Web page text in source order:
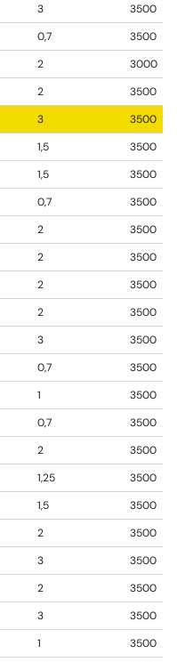
3
3500
0,7
3500
2
3000
2
3500
3
3500
1,5
3500
1,5
3500
0,7
3500
2
3500
2
3500
2
3500
2
3500
3
3500
0,7
3500
1
3500
0,7
3500
2
3500
1,25
3500
1,5
3500
2
3500
3
3500
2
3500
3
3500
1
3500